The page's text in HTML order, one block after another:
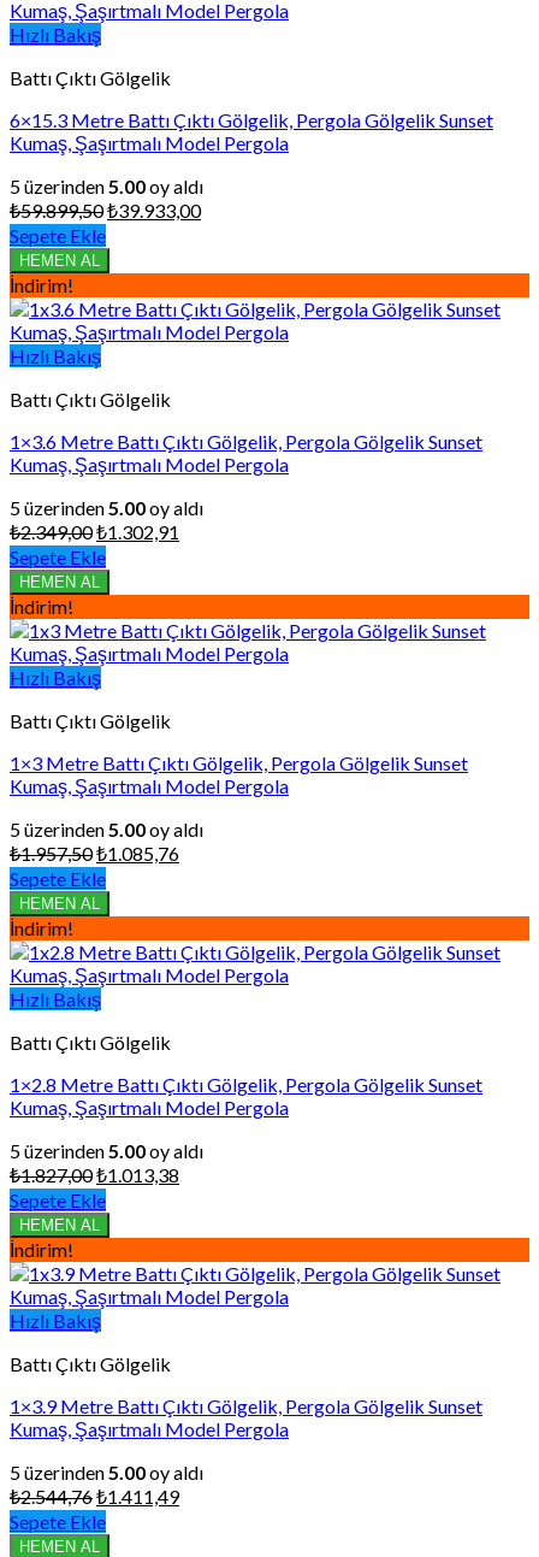
Hızlı Bakış
Battı Çıktı Gölgelik
6×15.3 Metre Battı Çıktı Gölgelik, Pergola Gölgelik Sunset
Kumaş, Şaşırtmalı Model Pergola
5 üzerinden 5.00oy aldı
₺59.899,50Orijinal
₺59.899,50.
₺39.933,00Şu
₺39.933,00.
Sepete Ekle
HEMEN AL
İndirim!
Hızlı Bakış
Battı Çıktı Gölgelik
1×3.6 Metre Battı Çıktı Gölgelik, Pergola Gölgelik Sunset
Kumaş, Şaşırtmalı Model Pergola
5 üzerinden 5.00oy aldı
₺2.349,00Orijinal
fiyat:
₺2.349,00.
₺1.302,91
₺1.302,91.
Sepete Ekle
HEMEN AL
İndirim!
Hızlı Bakış
Battı Çıktı Gölgelik
1×3 Metre Battı Çıktı Gölgelik, Pergola Gölgelik Sunset
Kumaş, Şaşırtmalı Model Pergola
5 üzerinden 5.00oy aldı
₺1.957,50Orijinal
fiyat:
₺1.957,50.
₺1.085,76
₺1.085,76.
Sepete Ekle
HEMEN AL
İndirim!
Hızlı Bakış
Battı Çıktı Gölgelik
1×2.8 Metre Battı Çıktı Gölgelik, Pergola Gölgelik Sunset
Kumaş, Şaşırtmalı Model Pergola
5 üzerinden 5.00oy aldı
₺1.827,00Orijinal
fiyat:
₺1.827,00.
₺1.013,38
₺1.013,38.
Sepete Ekle
HEMEN AL
İndirim!
Hızlı Bakış
Battı Çıktı Gölgelik
1×3.9 Metre Battı Çıktı Gölgelik, Pergola Gölgelik Sunset
Kumaş, Şaşırtmalı Model Pergola
5 üzerinden 5.00oy aldı
₺2.544,76Orijinal
fiyat:
₺2.544,76.
₺1.411,49Şu
Sepete Ekle
HEMEN AL